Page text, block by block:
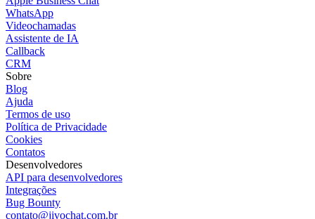
WhatsApp
Videochamadas
Assistente de IA
Callback
CRM
Sobre
Blog
Ajuda
Termos de uso
Política de Privacidade
Cookies
Contatos
Desenvolvedores
API para desenvolvedores
Integrações
Bug Bounty
contato@jivochat.com.br